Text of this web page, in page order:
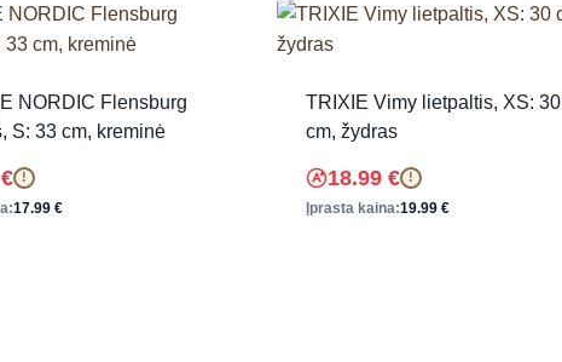
NORDIC Flensburg
S: 33 cm, kreminė
€ !
17.99 €
TRIXIE Vimy lietpaltis, XS: 30
cm, žydras
18.99 € !
Įprasta kaina:19.99 €